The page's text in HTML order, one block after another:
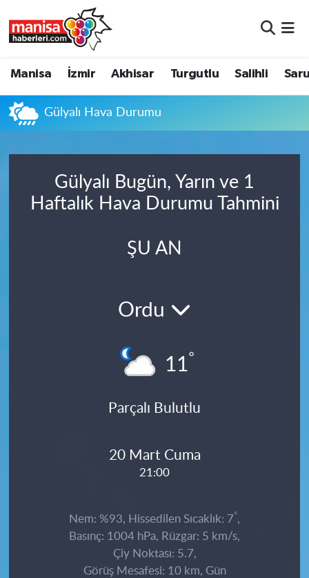
Manisa İzmir Akhisar Turgutlu Salihli
Gülyalı Hava Durumu
Gülyalı Bugün, Yarın ve 1
Haftalık Hava Durumu Tahmini
ŞU AN
Ordu
11°
Parçalı Bulutlu
20 Mart Cuma
21:00
Nem: %93, Hissedilen Sıcaklık: 7°,
Basınç: 1004 hPa, Rüzgar: 5 km/s,
Çiy Noktası: 5.7,
Görüş Mesafesi: 10 km, Gün
Akhisar
Turgutlu
Salihli
Manisa Nöbetçi Eczaneler
Manisa Namaz Vakitleri
Manisa Trafik Yoğunluk Haritası
Süper Lig Puan Durumu ve Fikstür